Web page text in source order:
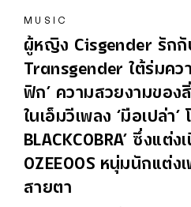
MUSIC
ผู้หญิง Cisgender รัก
Transgender ใต้ร่มค
ฟิก’ ความสวยงามของ
ในเอ็มวีเพลง ‘มือเปล่า’
BLACKCOBRA’ ซึ่งแต่ง
OZEEOOS หนุ่มนักแต่ง
สายตา